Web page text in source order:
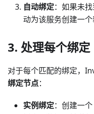
自动绑定：如果未
动为该服务创建一
3. 处理每个绑定
对于每个匹配的绑定，
绑定节点：
实例绑定：创建一个